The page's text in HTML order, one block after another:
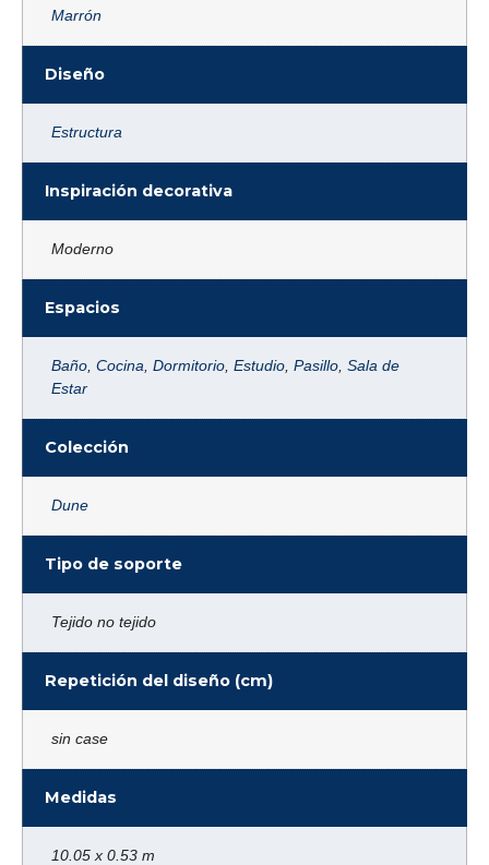
Marrón
Diseño
Estructura
Inspiración decorativa
Moderno
Espacios
Baño Cocina Dormitorio Estudio Pasillo Sala de
Estar
Colección
Dune
Tipo de soporte
Tejido no tejido
Repetición del diseño (cm)
sin case
Medidas
10.05 x 0.53 m